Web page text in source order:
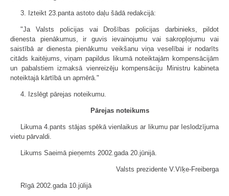
3. Izteikt 23.panta astoto daļu šādā redakcijā:
"Ja Valsts policijas vai Drošības policijas darbinieks, pildot
dienesta pienākumus, ir guvis ievainojumu vai sakropļojumu vai
saistībā ar dienesta pienākumu veikšanu viņa veselībai ir nodarīts
citāds kaitējums, viņam papildus likumā noteiktajām kompensācijām
un pabalstiem izmaksā vienreizēju kompensāciju Ministru kabineta
noteiktajā kārtībā un apmērā."
4. Izslēgt pārejas noteikumu.
Pārejas noteikums
Likuma 4.pants stājas spēkā vienlaikus ar likumu par Ieslodzījuma
vietu pārvaldi.
Likums Saeimā pieņemts 2002.gada 20.jūnijā.
Valsts prezidente V.Vīķe-Freiberga
Rīgā 2002.gada 10.jūlijā